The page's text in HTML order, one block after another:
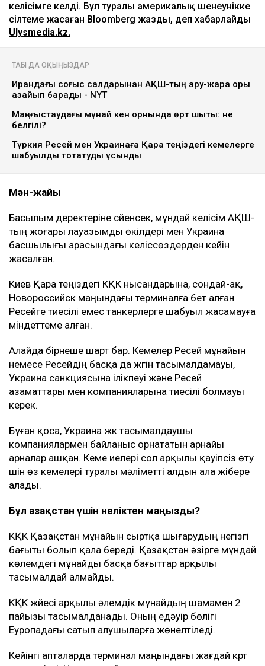
келісімге келді. Бұл туралы америкалық шенеунікке
сілтеме жасаған Bloomberg жазды, деп хабарлайды
Ulysmedia.kz.
ТАҒЫ ДА ОҚЫҢЫЗДАР
Ирандағы соғыс салдарынан АҚШ-тың қару-жарақ қоры
азайып барады - NYT
Маңғыстаудағы мұнай кен орнында өрт шықты: не
белгілі?
Түркия Ресей мен Украинаға Қара теңіздегі кемелерге
шабуылды тоқтатуды ұсынды
Мән-жайы
Басылым деректеріне сүйенсек, мұндай келісім АҚШ-
тың жоғары лауазымды өкілдері мен Украина
басшылығы арасындағы келіссөздерден кейін
жасалған.
Киев Қара теңіздегі КҚК нысандарына, сондай-ақ,
Новороссийск маңындағы терминалға бет алған
Ресейге тиесілі емес танкерлерге шабуыл жасамауға
міндеттеме алған.
Алайда бірнеше шарт бар. Кемелер Ресей мұнайын
немесе Ресейдің басқа да жүгін тасымалдамауы,
Украина санкциясына ілікпеуі және Ресей
азаматтары мен компанияларына тиесілі болмауы
керек.
Бұған қоса, Украина жүк тасымалдаушы
компаниялармен байланыс орнататын арнайы
арналар ашқан. Кеме иелері сол арқылы қауіпсіз өту
үшін өз кемелері туралы мәліметті алдын ала жібере
алады.
Бұл Қазақстан үшін неліктен маңызды?
КҚК Қазақстан мұнайын сыртқа шығарудың негізгі
бағыты болып қала береді. Қазақстан әзірге мұндай
көлемдегі мұнайды басқа бағыттар арқылы
тасымалдай алмайды.
КҚК жүйесі арқылы әлемдік мұнайдың шамамен 2
пайызы тасымалданады. Оның едәуір бөлігі
Еуропадағы сатып алушыларға жөнелтіледі.
Кейінгі апталарда терминал маңындағы жағдай күрт